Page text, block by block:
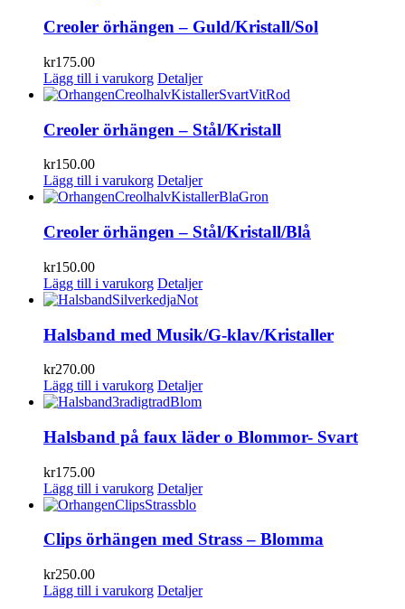
Creoler örhängen – Guld/Kristall/Sol
kr175.00
Lägg till i varukorg Detaljer
Creoler örhängen – Stål/Kristall
kr150.00
Lägg till i varukorg Detaljer
Creoler örhängen – Stål/Kristall/Blå
kr150.00
Lägg till i varukorg Detaljer
Halsband med Musik/G-klav/Kristaller
kr270.00
Lägg till i varukorg Detaljer
Halsband på faux läder o Blommor- Svart
kr175.00
Lägg till i varukorg Detaljer
Clips örhängen med Strass – Blomma
kr250.00
Lägg till i varukorg Detaljer